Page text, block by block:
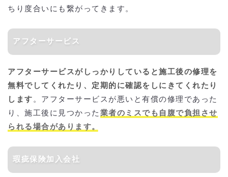
ちり度合いにも繋がってきます。
アフターサービス
アフターサービスがしっかりしていると施工後の修理を
無料でしてくれたり、定期的に確認をしにきてくれたり
します 。アフターサービスが悪いと有償の修理であった
り、施工後に見つかった 業者のミスでも自腹で負担させ
られる場合があります。
瑕疵保険加入会社